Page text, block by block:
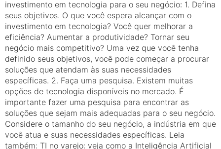
investimento em tecnologia para o seu negócio: 1. Defina
seus objetivos. O que você espera alcançar com o
investimento em tecnologia? Você quer melhorar a
eficiência? Aumentar a produtividade? Tornar seu
negócio mais competitivo? Uma vez que você tenha
definido seus objetivos, você pode começar a procurar
soluções que atendam às suas necessidades
específicas. 2. Faça uma pesquisa. Existem muitas
opções de tecnologia disponíveis no mercado. É
importante fazer uma pesquisa para encontrar as
soluções que sejam mais adequadas para o seu negócio.
Considere o tamanho do seu negócio, a indústria em que
você atua e suas necessidades específicas. Leia
também: TI no varejo: veja como a Inteligência Artificial